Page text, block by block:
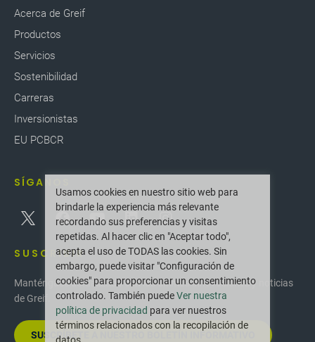
Acerca de Greif
Productos
Servicios
Sostenibilidad
Carreras
Inversionistas
EU PCBCR
SÍGANOS
SUSCRIBIR
Manténgase actualizado con las últimas innovaciones y noticias
de Greif.
SUSCRÍBETE A NUESTRO BOLETÍN INFORMATIVO
Usamos cookies en nuestro sitio web para
brindarle la experiencia más relevante
recordando sus preferencias y visitas
repetidas. Al hacer clic en "Aceptar todo",
acepta el uso de TODAS las cookies. Sin
embargo, puede visitar "Configuración de
cookies" para proporcionar un consentimiento
controlado. También puedeVer nuestra
política de privacidad para ver nuestros
términos relacionados con la recopilación de